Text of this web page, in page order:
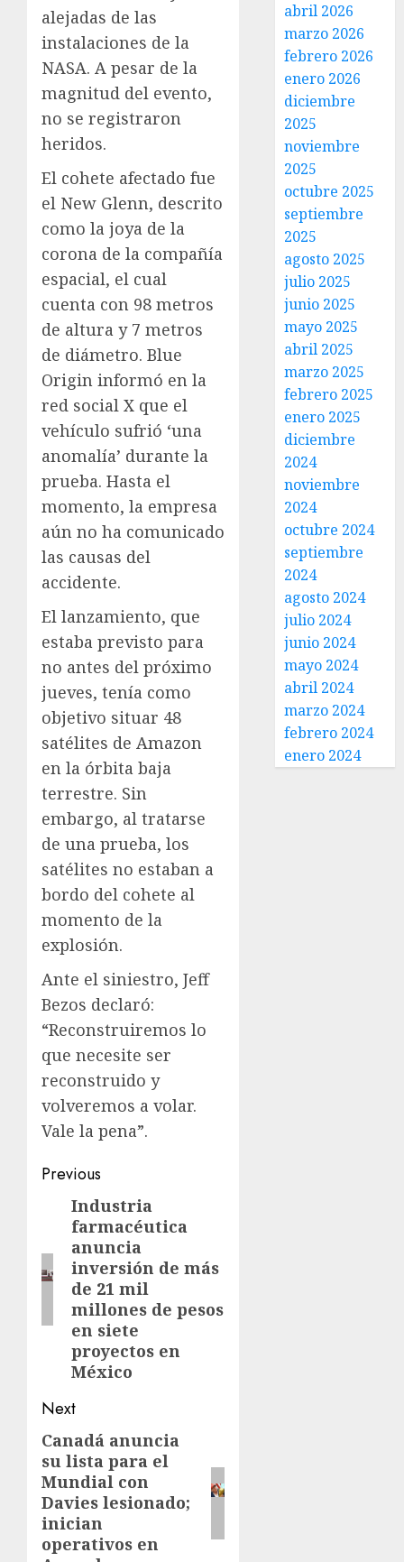
alejadas de las
instalaciones de la
NASA. A pesar de la
magnitud del evento,
no se registraron
heridos.
El cohete afectado fue
el New Glenn, descrito
como la joya de la
corona de la compañía
espacial, el cual
cuenta con 98 metros
de altura y 7 metros
de diámetro. Blue
Origin informó en la
red social X que el
vehículo sufrió ‘una
anomalía’ durante la
prueba. Hasta el
momento, la empresa
aún no ha comunicado
las causas del
accidente.
El lanzamiento, que
estaba previsto para
no antes del próximo
jueves, tenía como
objetivo situar 48
satélites de Amazon
en la órbita baja
terrestre. Sin
embargo, al tratarse
de una prueba, los
satélites no estaban a
bordo del cohete al
momento de la
explosión.
Ante el siniestro, Jeff
Bezos declaró:
“Reconstruiremos lo
que necesite ser
reconstruido y
volveremos a volar.
Vale la pena”.
Previous
Industria
farmacéutica
anuncia
inversión de más
de 21 mil
millones de pesos
en siete
proyectos en
México
Next
Canadá anuncia
su lista para el
Mundial con
Davies lesionado;
inician
operativos en
abril 2026
marzo 2026
febrero 2026
enero 2026
diciembre
2025
noviembre
2025
octubre 2025
septiembre
2025
agosto 2025
julio 2025
junio 2025
mayo 2025
abril 2025
marzo 2025
febrero 2025
enero 2025
diciembre
2024
noviembre
2024
octubre 2024
septiembre
2024
agosto 2024
julio 2024
junio 2024
mayo 2024
abril 2024
marzo 2024
febrero 2024
enero 2024